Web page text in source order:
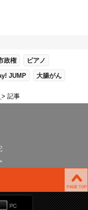
政権 ピアノ
JUMP 大腸がん
記事